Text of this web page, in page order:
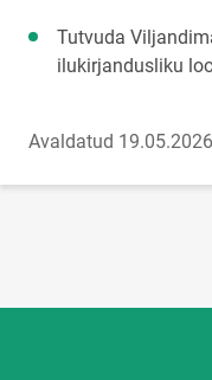
Tutvuda
ilukirjandusliku
Avaldatud